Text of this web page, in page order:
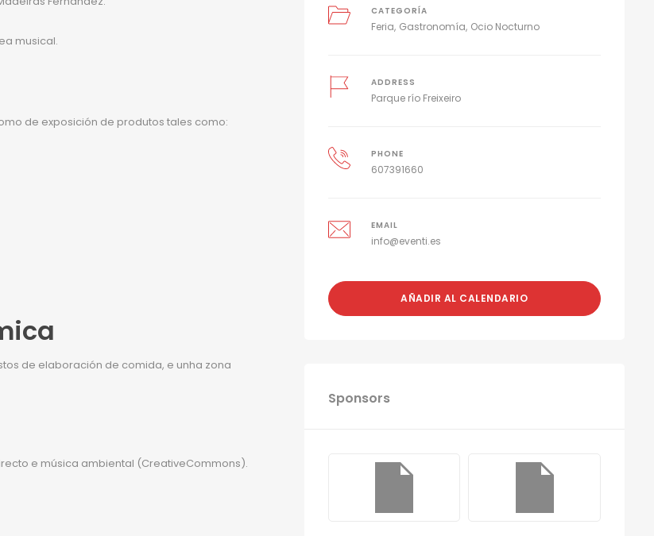
musical.
de exposición de produtos tales como:
de elaboración de comida, e unha zona
e música ambiental (CreativeCommons).
CATEGORÍA
Feria Gastronomía Ocio Nocturno
ADDRESS
Parque río Freixeiro
PHONE
607391660
EMAIL
info@eventi.es
AÑADIR AL CALENDARIO
Sponsors